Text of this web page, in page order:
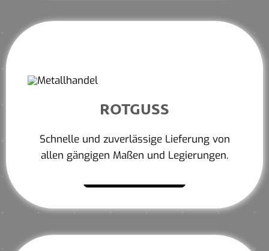
ROTGUSS
Schnelle und zuverlässige Lieferung von
allen gängigen Maßen und Legierungen.